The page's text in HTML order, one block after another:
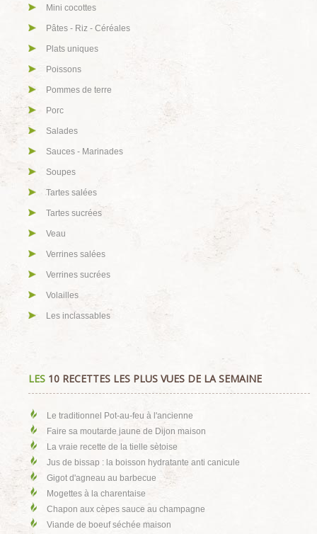
Mini cocottes
Pâtes - Riz - Céréales
Plats uniques
Poissons
Pommes de terre
Porc
Salades
Sauces - Marinades
Soupes
Tartes salées
Tartes sucrées
Veau
Verrines salées
Verrines sucrées
Volailles
Les inclassables
LES 10 RECETTES LES PLUS VUES DE LA SEMAINE
Le traditionnel Pot-au-feu à l'ancienne
Faire sa moutarde jaune de Dijon maison
La vraie recette de la tielle sètoise
Jus de bissap : la boisson hydratante anti canicule
Gigot d'agneau au barbecue
Mogettes à la charentaise
Chapon aux cèpes sauce au champagne
Viande de boeuf séchée maison